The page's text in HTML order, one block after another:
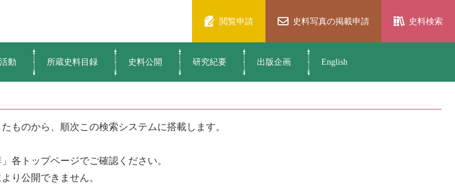
閲覧申請 史料写真の掲載申請 史料検索
動 所蔵史料目録 史料公開 研究紀要 出版企画 English
ものから、順次この検索システムに搭載します。
各トップページでご確認ください。
り公開できません。